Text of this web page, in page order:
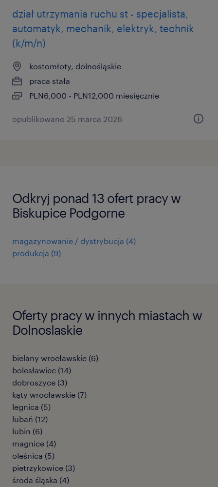
dział utrzymania ruchu st - specjalista,
automatyk, mechanik, elektryk, technik
(k/m/n)
kostomłoty, dolnośląskie
praca stała
PLN6,000 - PLN12,000 miesięcznie
opublikowano 25 marca 2026
Odkryj ponad 13 ofert pracy w
Biskupice Podgorne
magazynowanie / dystrybucja (4)
produkcja (9)
Oferty pracy w innych miastach w
Dolnoslaskie
bielany wrocławskie (6)
bolesławiec (14)
dobroszyce (3)
kąty wrocławskie (7)
legnica (5)
lubań (12)
lubin (6)
magnice (4)
oleśnica (5)
pietrzykowice (3)
środa śląska (4)